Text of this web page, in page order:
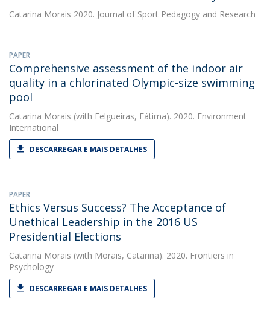
Catarina Morais 2020. Journal of Sport Pedagogy and Research
PAPER
Comprehensive assessment of the indoor air
quality in a chlorinated Olympic-size swimming
pool
Catarina Morais (with Felgueiras, Fátima). 2020. Environment
International
DESCARREGAR E MAIS DETALHES
PAPER
Ethics Versus Success? The Acceptance of
Unethical Leadership in the 2016 US
Presidential Elections
Catarina Morais (with Morais, Catarina). 2020. Frontiers in
Psychology
DESCARREGAR E MAIS DETALHES